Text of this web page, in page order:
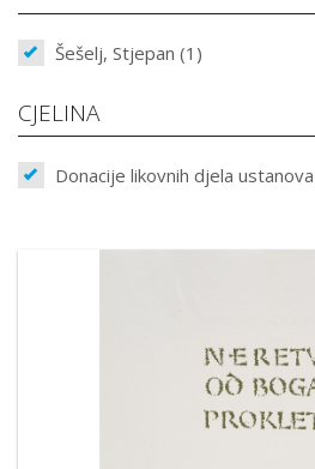
Šešelj, Stjepan (1)
CJELINA
Donacije likovnih djela